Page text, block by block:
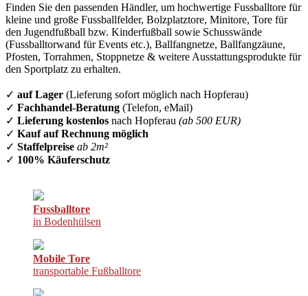
Finden Sie den passenden Händler, um hochwertige Fussballtore für
kleine und große Fussballfelder, Bolzplatztore, Minitore, Tore für
den Jugendfußball bzw. Kinderfußball sowie Schusswände
(Fussballtorwand für Events etc.), Ballfangnetze, Ballfangzäune,
Pfosten, Torrahmen, Stoppnetze & weitere Ausstattungsprodukte für
den Sportplatz zu erhalten.
✓ auf Lager (Lieferung sofort möglich nach Hopferau)
✓ Fachhandel-Beratung (Telefon, eMail)
✓ Lieferung kostenlos nach Hopferau (ab 500 EUR)
✓ Kauf auf Rechnung möglich
✓ Staffelpreise ab 2m²
✓ 100% Käuferschutz
Fussballtore
in Bodenhülsen
Mobile Tore
transportable Fußballtore